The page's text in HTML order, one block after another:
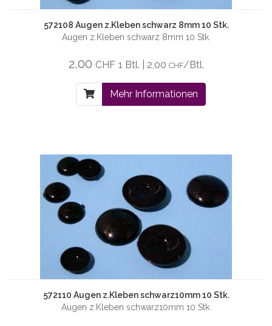
572108 Augen z.Kleben schwarz 8mm 10 Stk.
Augen z.Kleben schwarz 8mm 10 Stk.
2,00 CHF 1 Btl. | 2,00 CHF/Btl.
Mehr Informationen
572110 Augen z.Kleben schwarz10mm 10 Stk.
Augen z.Kleben schwarz10mm 10 Stk.